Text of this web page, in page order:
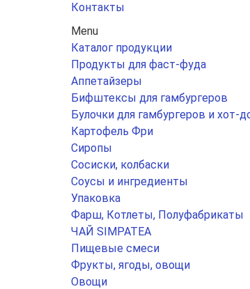
Контакты
Menu
Каталог продукции
Продукты для фаст-фуда
Аппетайзеры
Бифштексы для гамбургеров
Булочки для гамбургеров и хот-
Картофель Фри
Сиропы
Сосиски, колбаски
Соусы и ингредиенты
Упаковка
Фарш, Котлеты, Полуфабрикаты
ЧАЙ SIMPATEA
Пищевые смеси
Фрукты, ягоды, овощи
Овощи